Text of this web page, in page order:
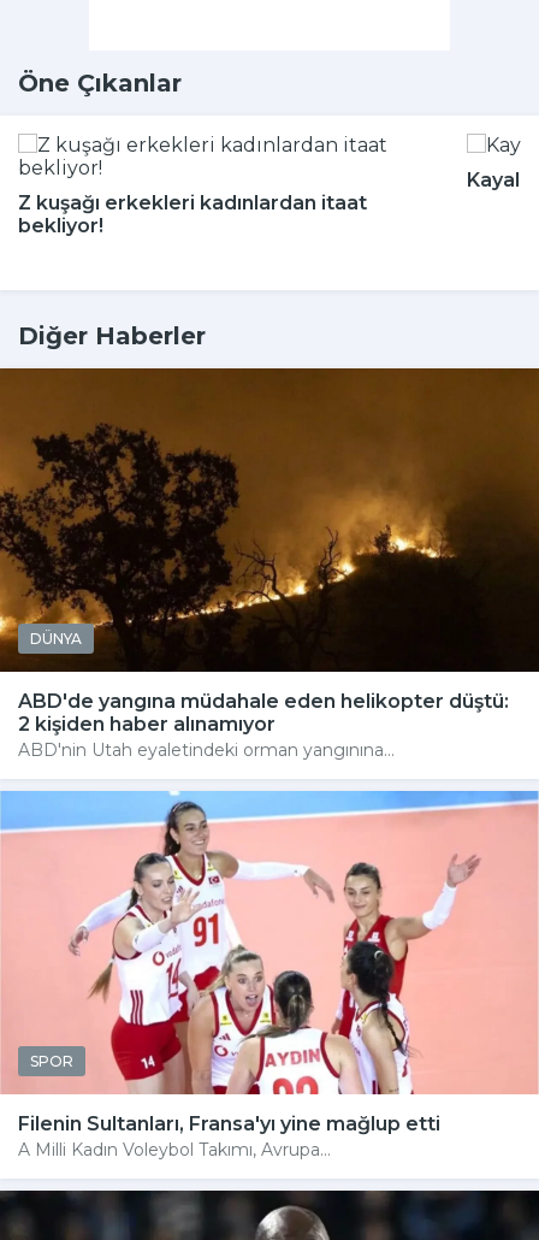
Öne Çıkanlar
Z kuşağı erkekleri kadınlardan itaat
bekliyor!
Diğer Haberler
DÜNYA
ABD'de yangına müdahale eden helikopter düştü:
2 kişiden haber alınamıyor
ABD'nin Utah eyaletindeki orman yangınına...
SPOR
Filenin Sultanları, Fransa'yı yine mağlup etti
A Milli Kadın Voleybol Takımı, Avrupa...